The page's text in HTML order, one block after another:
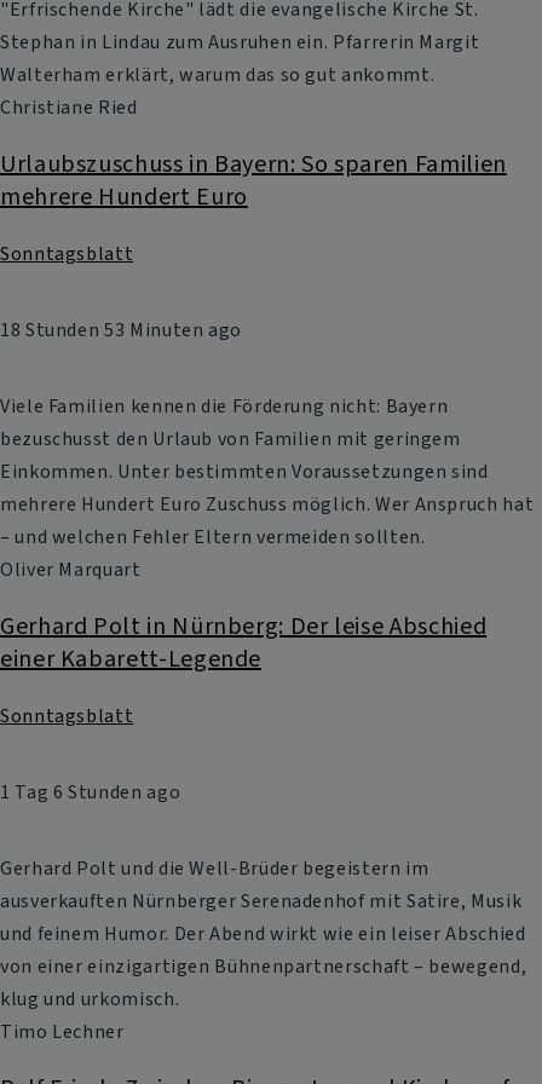
"Erfrischende Kirche" lädt die evangelische Kirche St.
Stephan in Lindau zum Ausruhen ein. Pfarrerin Margit
Walterham erklärt, warum das so gut ankommt.
Christiane Ried
Urlaubszuschuss in Bayern: So sparen Familien
mehrere Hundert Euro
Sonntagsblatt
18 Stunden 53 Minuten ago
Viele Familien kennen die Förderung nicht: Bayern
bezuschusst den Urlaub von Familien mit geringem
Einkommen. Unter bestimmten Voraussetzungen sind
mehrere Hundert Euro Zuschuss möglich. Wer Anspruch hat
– und welchen Fehler Eltern vermeiden sollten.
Oliver Marquart
Gerhard Polt in Nürnberg: Der leise Abschied
einer Kabarett-Legende
Sonntagsblatt
1 Tag 6 Stunden ago
Gerhard Polt und die Well-Brüder begeistern im
ausverkauften Nürnberger Serenadenhof mit Satire, Musik
und feinem Humor. Der Abend wirkt wie ein leiser Abschied
von einer einzigartigen Bühnenpartnerschaft – bewegend,
klug und urkomisch.
Timo Lechner